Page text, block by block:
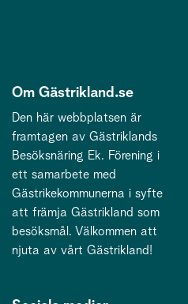
Om Gästrikland.se
Den här webbplatsen är
framtagen av Gästriklands
Besöksnäring Ek. Förening i
ett samarbete med
Gästrikekommunerna i syfte
att främja Gästrikland som
besöksmål. Välkommen att
njuta av vårt Gästrikland!